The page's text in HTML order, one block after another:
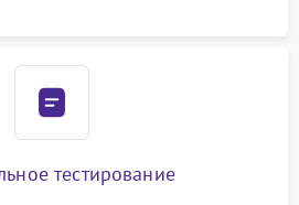
тестирование